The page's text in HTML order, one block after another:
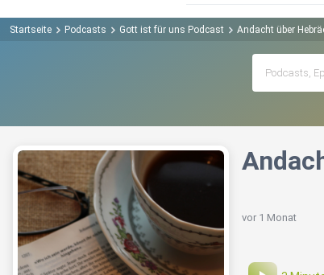
Startseite Podcasts Gott ist für uns Podcast Andacht über
vor 1 Monat